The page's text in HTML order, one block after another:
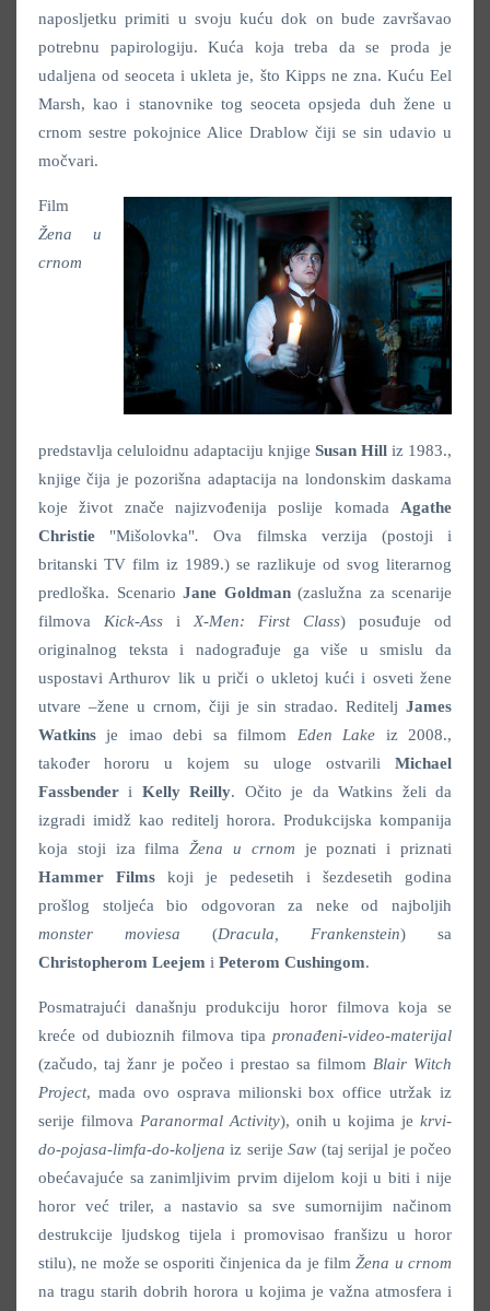
naposljetku primiti u svoju kuću dok on bude završavao
potrebnu papirologiju. Kuća koja treba da se proda je
udaljena od seoceta i ukleta je, što Kipps ne zna. Kuću Eel
Marsh, kao i stanovnike tog seoceta opsjeda duh žene u
crnom sestre pokojnice Alice Drablow čiji se sin udavio u
močvari.
Film
Žena u
crnom
predstavlja celuloidnu adaptaciju knjige Susan Hill iz 1983.,
knjige čija je pozorišna adaptacija na londonskim daskama
koje život znače najizvođenija poslije komada Agathe
Christie "Mišolovka".Ova filmska verzija (postoji i
britanski TV film iz 1989.) se razlikuje od svog literarnog
predloška. Scenario Jane Goldman(zaslužna za scenarije
filmova Kick-Ass i X-Men: First Class) posuđuje od
originalnog teksta i nadograđuje ga više u smislu da
uspostavi Arthurov lik u priči o ukletoj kući i osveti žene
utvare –žene u crnom, čiji je sin stradao. Reditelj James
Watkins je imao debi sa filmom Eden Lake iz 2008.,
također hororu u kojem su uloge ostvarili Michael
Fassbender i Kelly Reilly. Očito je da Watkins želi da
izgradi imidž kao reditelj horora. Produkcijska kompanija
koja stoji iza filmaŽena u crnom je poznati i priznati
Hammer Films koji je pedesetih i šezdesetih godina
prošlog stoljeća bio odgovoran za neke od najboljih
monster moviesa (Dracula, Frankenstein) sa
Christopherom Leejem i Peterom Cushingom.
Posmatrajući današnju produkciju horor filmova koja se
kreće od dubioznih filmova tipa pronađeni-video-materijal
(začudo, taj žanr je počeo i prestao sa filmom Blair Witch
Project, mada ovo osprava milionski box office utržak iz
serije filmova Paranormal Activity), onih u kojima je krvi-
do-pojasa-limfa-do-koljena iz serijeSaw (taj serijal je počeo
obećavajuće sa zanimljivim prvim dijelom koji u biti i nije
horor već triler, a nastavio sa sve sumornijim načinom
destrukcije ljudskog tijela i promovisao franšizu u horor
stilu), ne može se osporiti činjenica da je filmŽena u crnom
na tragu starih dobrih horora u kojima je važna atmosfera i